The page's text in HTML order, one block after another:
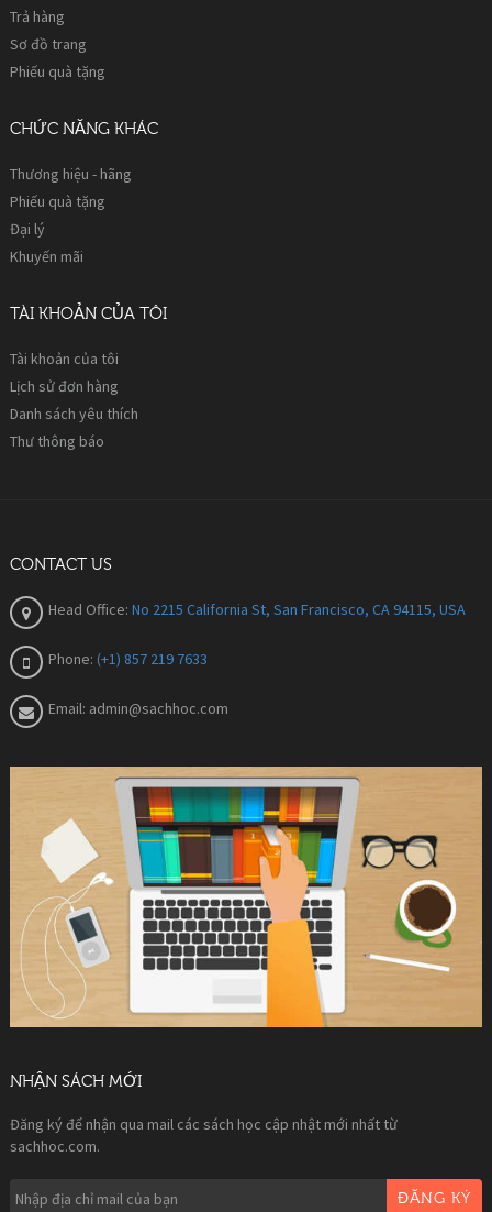
Trả hàng
Sơ đồ trang
Phiếu quà tặng
CHỨC NĂNG KHÁC
Thương hiệu - hãng
Phiếu quà tặng
Đại lý
Khuyến mãi
TÀI KHOẢN CỦA TÔI
Tài khoản của tôi
Lịch sử đơn hàng
Danh sách yêu thích
Thư thông báo
CONTACT US
Head Office: No 2215 California St, San Francisco, CA 94115, USA
Phone: (+1) 857 219 7633
Email: admin@sachhoc.com
NHẬN SÁCH MỚI
Đăng ký để nhận qua mail các sách học cập nhật mới nhất từ
sachhoc.com.
ĐĂNG KÝ